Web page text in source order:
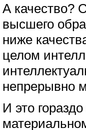
А качество?
высшего
ниже
целом
непрерывно
И это